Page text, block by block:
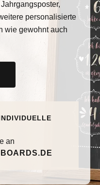
personalisierte
wie gewohnt auch
an